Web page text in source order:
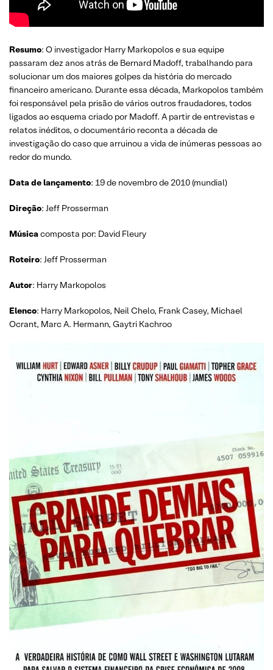
Resumo: O investigador Harry Markopolos e sua equipe
passaram dez anos atrás de Bernard Madoff, trabalhando para
solucionar um dos maiores golpes da história do mercado
financeiro americano. Durante essa década, Markopolos também
foi responsável pela prisão de vários outros fraudadores, todos
ligados ao esquema criado por Madoff. A partir de entrevistas e
relatos inéditos, o documentário reconta a década de
investigação do caso que arruinou a vida de inúmeras pessoas ao
redor do mundo.
Data de lançamento: 19 de novembro de 2010 (mundial)
Direção: Jeff Prosserman
Músicacomposta por: David Fleury
Roteiro: Jeff Prosserman
Autor: Harry Markopolos
Elenco: Harry Markopolos, Neil Chelo, Frank Casey, Michael
Ocrant, Marc A. Hermann, Gaytri Kachroo